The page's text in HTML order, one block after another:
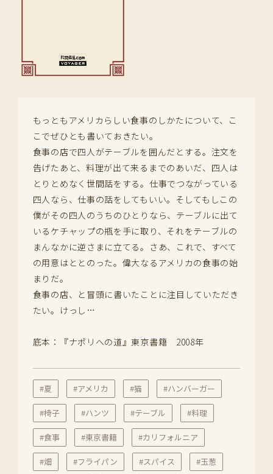
もっともアメリカらしい食事のしかたについて、こ
こでぜひとも書いておきたい。
食事の店で四人がテーブルを囲んだとする。注文を
告げたあと、料理が出て来るまでのあいだ、四人は
とりとめなく世間話をする。仕事でつながっている
四人なら、仕事の話をしてもいい。そしてもしこの
僕がその四人のうちのひとりなら、テーブルに出て
いるケチャップの瓶を手に取り、それをテーブルの
まんなかに逆さまに立てる。さあ、これで、すべて
の用意はととのった。偉大なるアメリカの食事の始
まりだ。
食事の店、と冒頭に書いたことに注目していただき
たい。けっし…
底本：『ナポリへの道』東京書籍 2008年
#夏 #アメリカ #猫 #ハンバーガー
#椅子 #ハンツ #テーブル #料理
#食事 #東京書籍 #カリフォルニア
#畑 #フライパン #スパイス #玉葱